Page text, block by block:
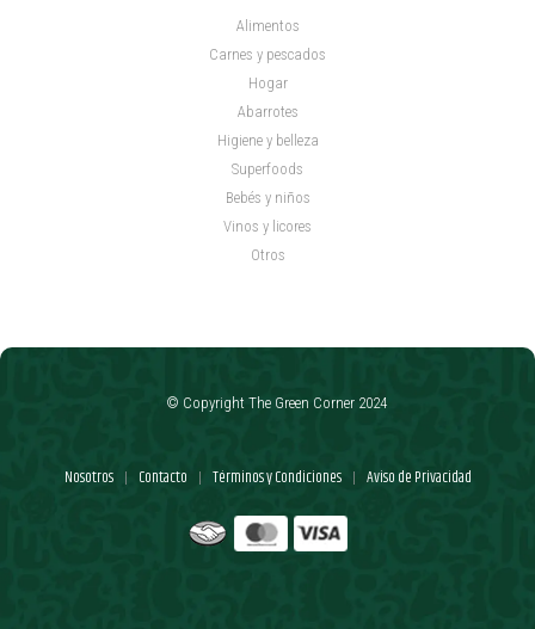
Alimentos
Carnes y pescados
Hogar
Abarrotes
Higiene y belleza
Superfoods
Bebés y niños
Vinos y licores
Otros
Nosotros | Contacto | Términos y Condiciones | Aviso de Privacidad
© Copyright The Green Corner 2024